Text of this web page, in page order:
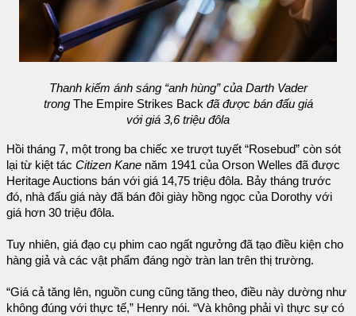
Thanh kiếm ánh sáng “anh hùng” của Darth Vader
trong The Empire Strikes Back đã được bán đấu giá
với giá 3,6 triệu đôla
Hồi tháng 7, một trong ba chiếc xe trượt tuyết “Rosebud” còn sót
lại từ kiệt tác Citizen Kane năm 1941 của Orson Welles đã được
Heritage Auctions bán với giá 14,75 triệu đôla. Bảy tháng trước
đó, nhà đấu giá này đã bán đôi giày hồng ngọc của Dorothy với
giá hơn 30 triệu đôla.
Tuy nhiên, giá đạo cụ phim cao ngất ngưởng đã tạo điều kiện cho
hàng giả và các vật phẩm đáng ngờ tràn lan trên thị trường.
“Giá cả tăng lên, nguồn cung cũng tăng theo, điều này dường như
không đúng với thực tế,” Henry nói. “Và không phải vì thực sự có